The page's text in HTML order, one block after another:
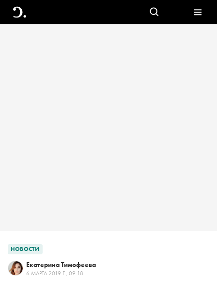
НОВОСТИ
Екатерина Тимофеева
6 МАРТА 2019 Г., 09:18